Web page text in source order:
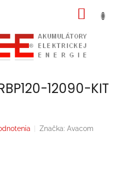
12090-KIT
Značka: Avacom